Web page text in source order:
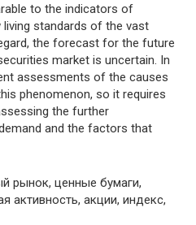
to the indicators of
standards of the vast
the forecast for the future
market is uncertain. In
assessments of the causes
phenomenon, so it requires
the further
and the factors that
рынок, ценные бумаги,
активность, акции, индекс,